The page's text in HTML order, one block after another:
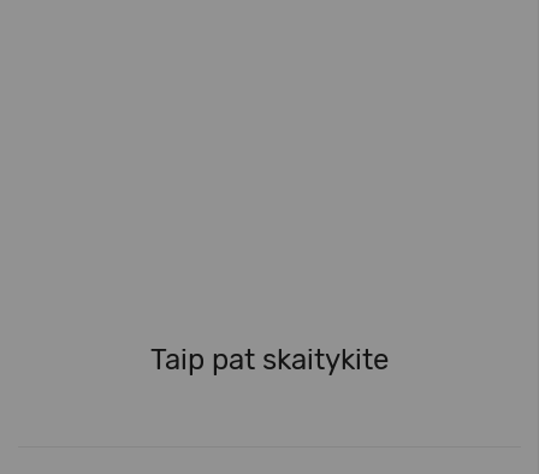
Taip pat skaitykite